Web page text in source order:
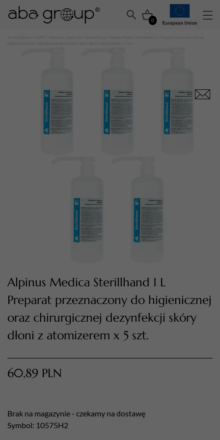
0
Suma koszyka (0)
Manicure i pedicure
/ Alpinus Medica Sterillhand 1 L Preparat przeznaczony do
Alpinus Medica Sterillhand 1 L
Preparat przeznaczony do higienicznej
oraz chirurgicznej dezynfekcji skóry
dłoni z atomizerem x 5 szt.
60,89 PLN
Brak na magazynie - czekamy na dostawę
Symbol: 10575H2